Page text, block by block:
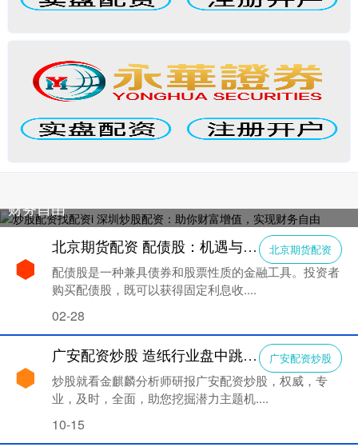
财务自由
北京期货配资 配债股：机遇与风险并存
北京期货配资
配债股是一种兼具债券和股票性质的金融工具。投资者
购买配债股，既可以获得固定利息收....
02-28
广安配资炒股 造纸行业盘中跳水，岳阳林纸跌0.50% 广安配资炒股
炒股就看金麒麟分析师研报广安配资炒股，权威，专
业，及时，全面，助您挖掘潜力主题机....
10-15